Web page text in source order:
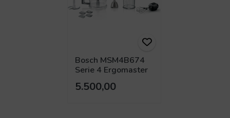
Bosch MSM4B674
Serie 4 Ergomaster
Seti
5.500,00